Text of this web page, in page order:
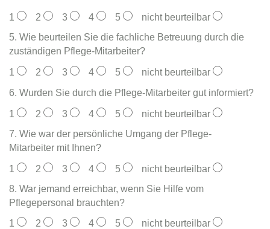
1 2 3 4 5
nicht beurteilbar
5. Wie beurteilen Sie die fachliche Betreuung durch die
zuständigen Pflege-Mitarbeiter?
1 2 3 4 5 nicht beurteilbar
6. Wurden Sie durch die Pflege-Mitarbeiter gut informiert?
1 2 3 4 5
nicht beurteilbar
7. Wie war der persönliche Umgang der Pflege-
Mitarbeiter mit Ihnen?
1 2 3 4 5
nicht beurteilbar
8. War jemand erreichbar, wenn Sie Hilfe vom
Pflegepersonal brauchten?
1 2 3 4 5 nicht beurteilbar